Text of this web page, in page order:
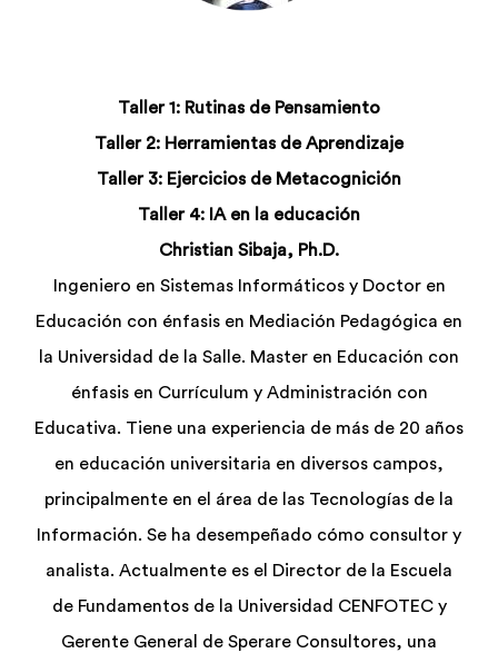
Taller 1: Rutinas de Pensamiento
Taller 2: Herramientas de Aprendizaje
Taller 3: Ejercicios de Metacognición
Taller 4: IA en la educación
Christian Sibaja, Ph.D.
Ingeniero en Sistemas Informáticos y Doctor en
Educación con énfasis en Mediación Pedagógica en
la Universidad de la Salle. Master en Educación con
énfasis en Currículum y Administración con
Educativa. Tiene una experiencia de más de 20 años
en educación universitaria en diversos campos,
principalmente en el área de las Tecnologías de la
Información. Se ha desempeñado cómo consultor y
analista. Actualmente es el Director de la Escuela
de Fundamentos de la Universidad CENFOTEC y
Gerente General de Sperare Consultores, una